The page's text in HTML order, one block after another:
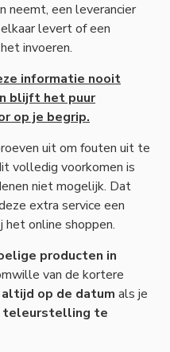
neemt, een leverancier
levert of een
invoeren.
informatie nooit
blijft het puur
op je begrip.
uit om fouten uit te
volledig voorkomen is
niet mogelijk. Dat
extra service een
het online shoppen.
producten in
van de kortere
op de datum als je
teleurstelling te